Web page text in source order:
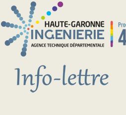
Aller au contenu principal